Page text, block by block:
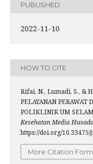
PUBLISHED
2022-11-10
HOW TO CITE
Rifai, N., Lumadi, S., &
PELAYANAN PERAWAT
POLIKLINIK UM
Kesehatan Media
https://doi.org/
More Citation